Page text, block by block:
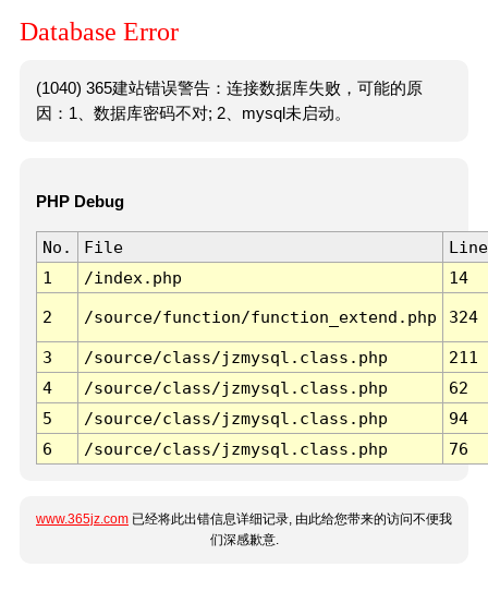
Database Error
(1040) 365建站错误警告：连接数据库失败，可能的原
因：1、数据库密码不对; 2、mysql未启动。
PHP Debug
No. File
Line
1
/index.php 14
2 /source/function/function_extend.php 324
3 /source/class/jzmysql.class.php
211
4
/source/class/jzmysql.class.php
62
5
/source/class/jzmysql.class.php
94
6
/source/class/jzmysql.class.php 76
www.365jz.com 已经将此出错信息详细记录, 由此给您带来的访问不便我
们深感歉意.